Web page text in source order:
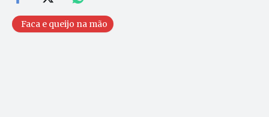
Faca e queijo na mão